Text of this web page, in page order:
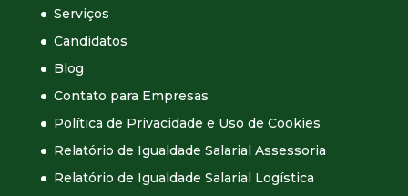
Serviços
Candidatos
Blog
Contato para Empresas
Política de Privacidade e Uso de Cookies
Relatório de Igualdade Salarial Assessoria
Relatório de Igualdade Salarial Logística